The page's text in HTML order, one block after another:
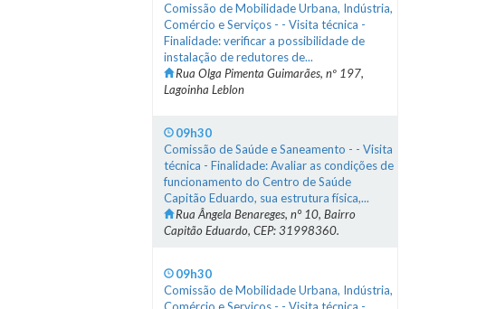
Comissão de Mobilidade Urbana, Indústria,
Comércio e Serviços - - Visita técnica -
Finalidade: verificar a possibilidade de
instalação de redutores de...
Rua Olga Pimenta Guimarães, nº 197,
Lagoinha Leblon
09h30
Comissão de Saúde e Saneamento - - Visita
técnica - Finalidade: Avaliar as condições de
funcionamento do Centro de Saúde
Capitão Eduardo, sua estrutura física,...
Rua Ângela Benareges, n° 10, Bairro
Capitão Eduardo, CEP: 31998360.
09h30
Comissão de Mobilidade Urbana, Indústria,